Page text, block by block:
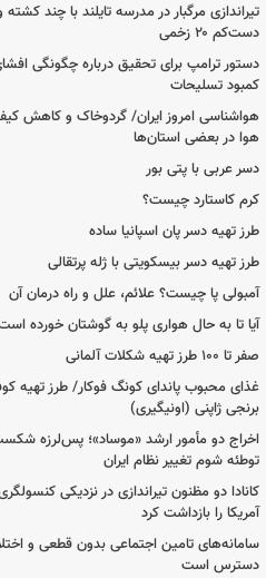
تیراندازی مرگبار در مدرسه‌ تایلند با چند کشته
دست‌کم ۲۰ زخمی
دستور ترامپ برای تحقیق درباره چگونگی
کمبود تسلیحات
هواشناسی امروز ایران/ گردوخاک و کاهش
هوا در بعضی استان‌ها
دسر عربی با پتی بور
کرم کاستارد چیست؟
طرز تهیه دسر پان اسپانیا ساده
طرز تهیه دسر بیسکویتی با ژله پرتقالی
آمبولی پا چیست؟ علائم، علل و راه درمان آن
آیا تا به حال هواری پلو به گوشتان خورده
صفر تا ۱۰۰ طرز تهیه شکلات آلمانی
غذای محبوب پاندای کونگ فوکار/ طرز تهیه
برنجی ژاپنی (اونیگیری)
اخراج دو مأمور ارشد «موساد»؛ پس‌لرزه
توطئه شوم تغییر نظام ایران
کانادا دو مظنون تیراندازی در نزدیکی
آمریکا را بازداشت کرد
سامانه‌های تامین اجتماعی بدون قطعی و
دسترس است